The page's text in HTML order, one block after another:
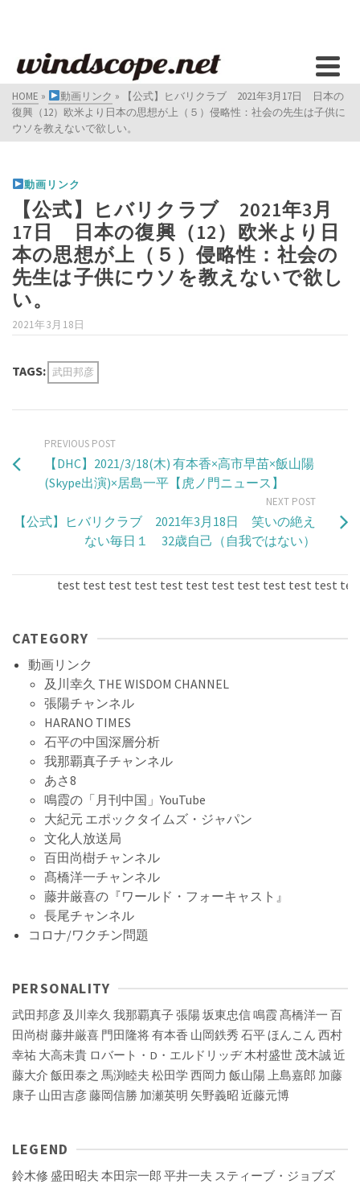
HOME » 動画リンク »
【公式】ヒバリクラブ 2021年3月17日 日本の
復興（12）欧米より日本の思想が上（５）侵略性：社会の先生は子供に
ウソを教えないで欲しい。
動画リンク
【公式】ヒバリクラブ 2021年3月
17日 日本の復興（12）欧米より日
本の思想が上（５）侵略性：社会の
先生は子供にウソを教えないで欲し
い。
2021年3月18日
TAGS: 武田邦彦
PREVIOUS POST
【DHC】2021/3/18(木) 有本香×高市早苗×飯山陽
(Skype出演)×居島一平【虎ノ門ニュース】
NEXT POST
【公式】ヒバリクラブ 2021年3月18日 笑いの絶え
ない毎日１ 32歳自己（自我ではない）
test test test test test test test test test test test test
CATEGORY
動画リンク
及川幸久 THE WISDOM CHANNEL
張陽チャンネル
HARANO TIMES
石平の中国深層分析
我那覇真子チャンネル
あさ8
鳴霞の「月刊中国」YouTube
大紀元 エポックタイムズ・ジャパン
文化人放送局
百田尚樹チャンネル
髙橋洋一チャンネル
藤井厳喜の『ワールド・フォーキャスト』
長尾チャンネル
コロナ/ワクチン問題
PERSONALITY
武田邦彦 及川幸久 我那覇真子張陽坂東忠信鳴霞 髙橋洋一 百
田尚樹藤井厳喜 門田隆将有本香 山岡鉄秀 石平 ほんこん 西村
幸祐 大高未貴 ロバート・D・エルドリッヂ木村盛世 茂木誠近
藤大介 飯田泰之 馬渕睦夫 松田学 西岡力 飯山陽上島嘉郎 加藤
康子 山田吉彦藤岡信勝 加瀬英明 矢野義昭 近藤元博
LEGEND
鈴木修 盛田昭夫 本田宗一郎 平井一夫 スティーブ・ジョブズ